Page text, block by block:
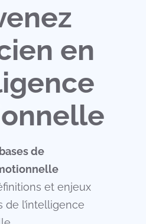
en
de
et enjeux
de l’intelligence